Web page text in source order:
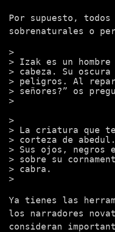
Por supuesto,
sobrenaturales o
Izak es un
cabeza. Su
peligros. Al
señores?” os
La criatura que
corteza de
Sus ojos, negros
sobre su
cabra.
Ya tienes las
los narradores
consideran